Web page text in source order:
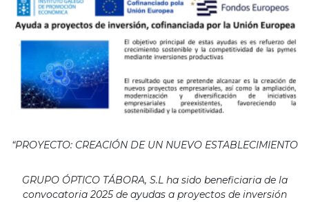
“PROYECTO: CREACIÓN DE UN NUEVO ESTABLECIMIENTO
GRUPO ÓPTICO TÁBORA, S.L ha sido beneficiaria de la
convocatoria 2025 de ayudas a proyectos de inversión